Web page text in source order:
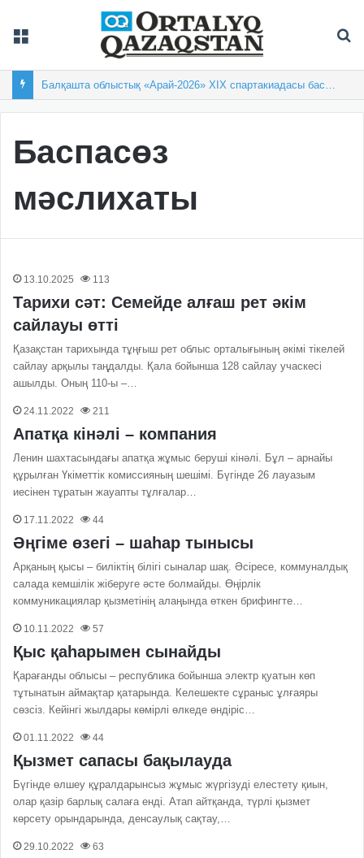
Баспасөз
мәслихаты
13.10.2025 113
Тарихи сәт: Семейде алғаш рет әкім
сайлауы өтті
Қазақстан тарихында тұңғыш рет облыс орталығының әкімі тікелей
сайлау арқылы таңдалды. Қала бойынша 128 сайлау учаскесі
ашылды. Оның 110-ы –…
24.11.2022 211
Апатқа кінәлі – компания
Ленин шахтасындағы апатқа жұмыс беруші кінәлі. Бұл – арнайы
құрылған Үкіметтік комиссияның шешімі. Бүгінде 26 лауазым
иесінен тұратын жауапты тұлғалар…
17.11.2022 44
Әңгіме өзегі – шаһар тынысы
Арқаның қысы – биліктің білігі сыналар шақ. Әсіресе, коммуналдық
салада кемшілік жіберуге әсте болмайды. Өңірлік
коммуникациялар қызметінің алаңында өткен брифингте…
10.11.2022 57
Қыс қаһарымен сынайды
Қарағанды облысы – республика бойынша электр қуатын көп
тұтынатын аймақтар қатарында. Келешекте сұраныс ұлғаяры
сөзсіз. Кейінгі жылдары көмірлі өлкеде өндіріс…
01.11.2022 44
Қызмет сапасы бақылауда
Бүгінде өлшеу құралдарынсыз жұмыс жүргізуді елестету қиын,
олар қазір барлық салаға енді. Атап айтқанда, түрлі қызмет
көрсету орындарында, денсаулық сақтау,…
29.10.2022 63